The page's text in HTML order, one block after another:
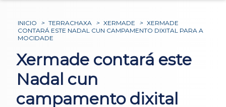
INICIO > TERRACHAXA > XERMADE > XERMADE
CONTARÁ ESTE NADAL CUN CAMPAMENTO DIXITAL PARA A
MOCIDADE
Xermade contará este
Nadal cun
campamento dixital